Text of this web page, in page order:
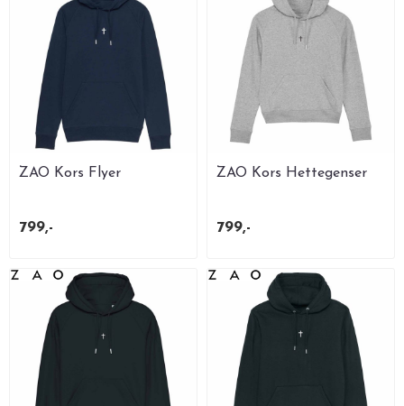
ZAO Kors Flyer
799,-
ZAO Kors Hettegenser
799,-